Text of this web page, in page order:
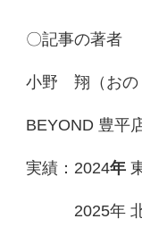
〇記事の著者
小野 翔（おの
BEYOND 豊平
実績：2024年
2025年 北海